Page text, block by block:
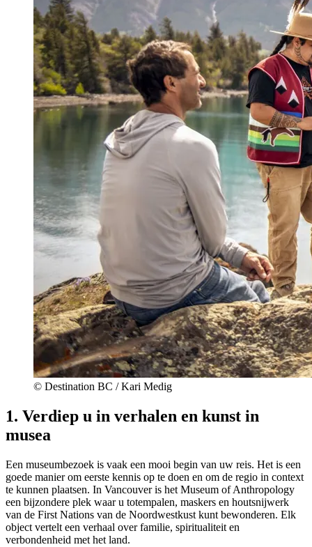
© Destination BC / Kari Medig
1. Verdiep u in verhalen en kunst in
musea
Een museumbezoek is vaak een mooi begin van uw reis. Het is een
goede manier om eerste kennis op te doen en om de regio in context
te kunnen plaatsen. In Vancouver is het Museum of Anthropology
een bijzondere plek waar u totempalen, maskers en houtsnijwerk
van de First Nations van de Noordwestkust kunt bewonderen. Elk
object vertelt een verhaal over familie, spiritualiteit en
verbondenheid met het land.